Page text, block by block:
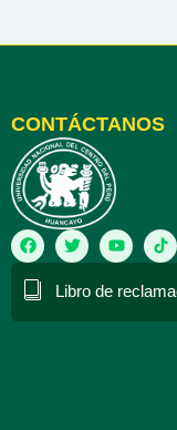
CONTÁCTANOS
F
a
c
e
b
o
T
w
i
t
t
e
Y
o
u
t
u
b
Libro de